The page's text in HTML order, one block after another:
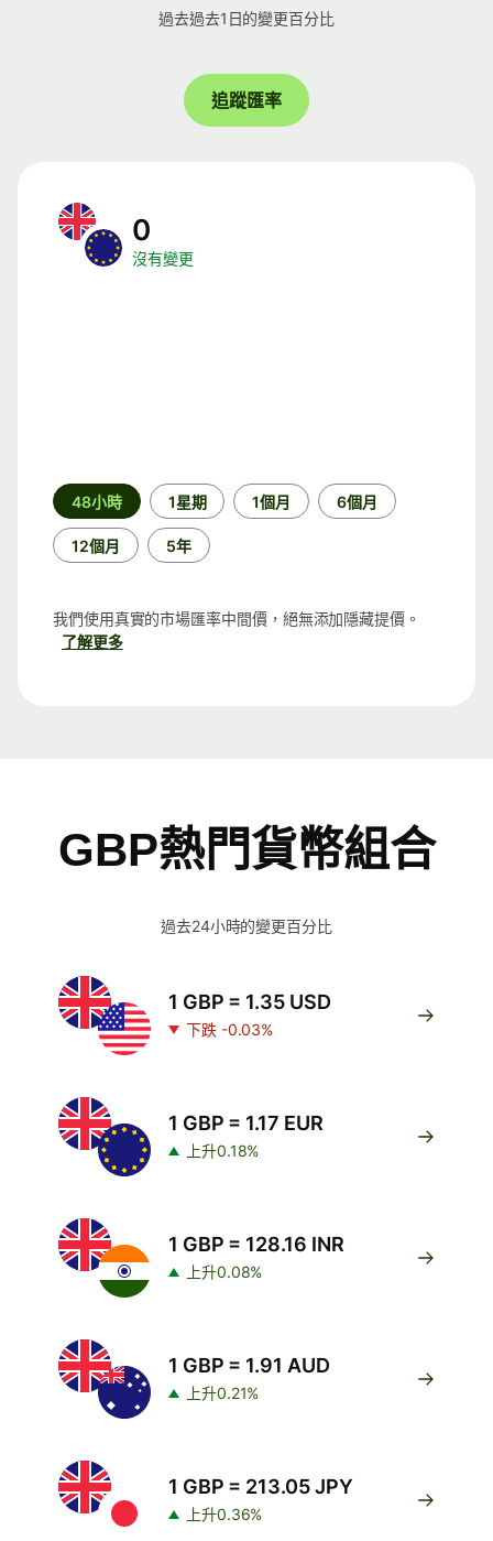
過去過去1日的變更百分比
追蹤匯率
0
沒有變更
時
段
48小時 1星期 1個月 6個月
12個月 5年
我們使用真實的市場匯率中間價，絕無添加隱藏提價。
了解更多
GBP熱門貨幣組合
過去24小時的變更百分比
1 GBP = 1.35 USD
下跌 -0.03%
1 GBP = 1.17 EUR
上升0.18%
1 GBP = 128.16 INR
上升0.08%
1 GBP = 1.91 AUD
上升0.21%
1 GBP = 213.05 JPY
上升0.36%